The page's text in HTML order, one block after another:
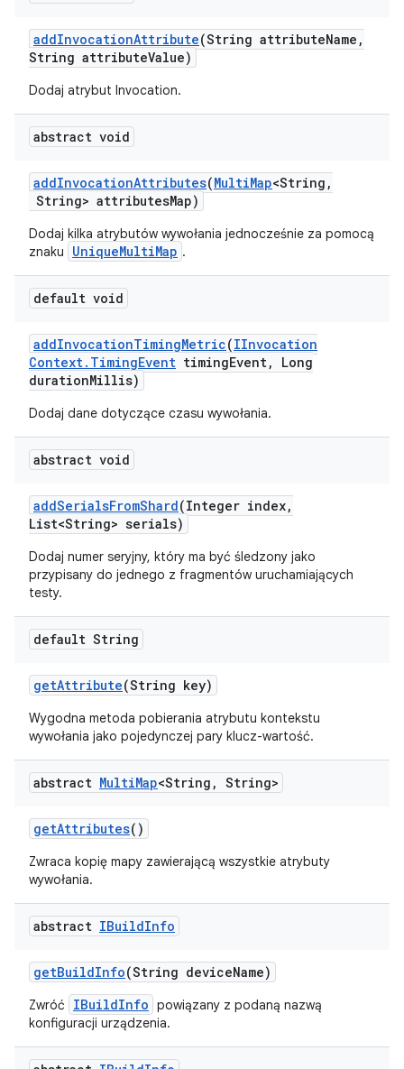
addInvocationAttribute(String attributeName ,
String attributeValue)
Dodaj atrybut Invocation.
abstract void
addInvocationAttributes(MultiMap<String ,
String> attributesMap)
Dodaj kilka atrybutów wywołania jednocześnie za pomocą
znaku
UniqueMultiMap .
default void
addInvocationTimingMetric(IInvocation
Context. TimingEvent timingEvent,
Long
durationMillis)
Dodaj dane dotyczące czasu wywołania.
abstract void
addSerialsFromShard(Integer index,
List<String> serials)
Dodaj numer seryjny, który ma być śledzony jako
przypisany do jednego z fragmentów uruchamiających
testy.
default String
getAttribute(String key)
Wygodna metoda pobierania atrybutu kontekstu
wywołania jako pojedynczej pary klucz-wartość.
abstract MultiMap<String , String>
getAttributes()
Zwraca kopię mapy zawierającą wszystkie atrybuty
wywołania.
abstract IBuildInfo
getBuildInfo(String deviceName)
Zwróć IBuildInfo powiązany z podaną nazwą
konfiguracji urządzenia.